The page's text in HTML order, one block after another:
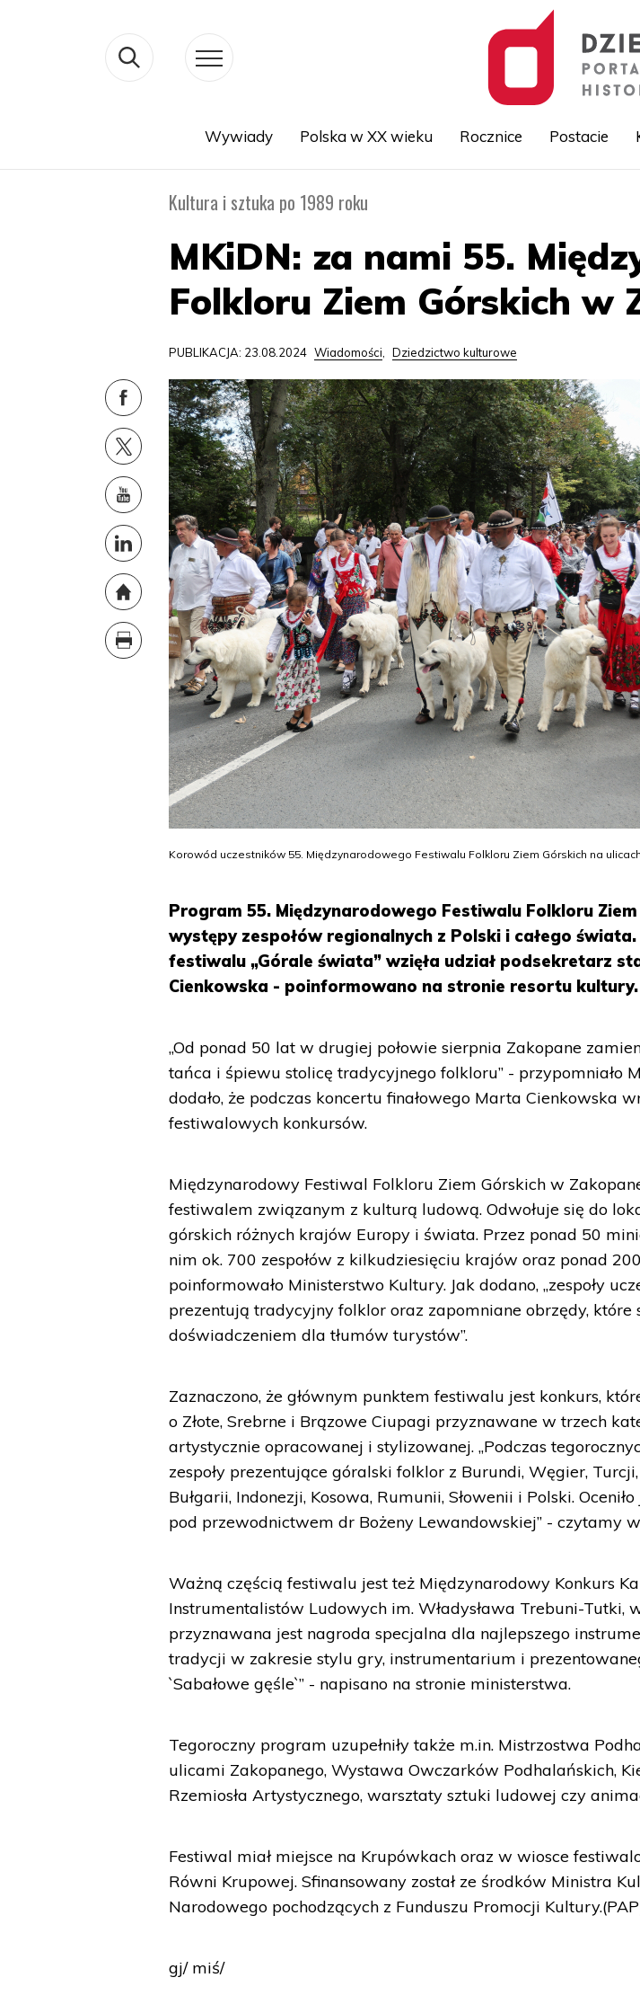
Wywiady Polska w XX wieku Rocznice Postacie
Kultura i sztuka po 1989 roku
MKiDN: za nami 55.
Folkloru Ziem Górskich w
PUBLIKACJA: 23.08.2024 Wiadomości, Dziedzictwo kulturowe
Korowód uczestników 55. Międzynarodowego Festiwalu Folkloru Ziem Górskich na
Program 55. Międzynarodowego Festiwalu Folkloru Ziem
występy zespołów regionalnych z Polski i całego
festiwalu „Górale świata” wzięła udział podsekretarz
Cienkowska - poinformowano na stronie resortu kultury.
„Od ponad 50 lat w drugiej połowie sierpnia Zakopane
tańca i śpiewu stolicę tradycyjnego folkloru” - przypomniało
dodało, że podczas koncertu finałowego Marta Cienkowska
festiwalowych konkursów.
Międzynarodowy Festiwal Folkloru Ziem Górskich w
festiwalem związanym z kulturą ludową. Odwołuje się do
górskich różnych krajów Europy i świata. Przez ponad 50
nim ok. 700 zespołów z kilkudziesięciu krajów oraz ponad
poinformowało Ministerstwo Kultury. Jak dodano, „zespoły
prezentują tradycyjny folklor oraz zapomniane obrzędy, które
doświadczeniem dla tłumów turystów”.
Zaznaczono, że głównym punktem festiwalu jest konkurs,
o Złote, Srebrne i Brązowe Ciupagi przyznawane w trzech
artystycznie opracowanej i stylizowanej. „Podczas
zespoły prezentujące góralski folklor z Burundi, Węgier,
Bułgarii, Indonezji, Kosowa, Rumunii, Słowenii i Polski.
pod przewodnictwem dr Bożeny Lewandowskiej” - czytamy
Ważną częścią festiwalu jest też Międzynarodowy Konkurs
Instrumentalistów Ludowych im. Władysława Trebuni-Tutki,
przyznawana jest nagroda specjalna dla najlepszego
tradycji w zakresie stylu gry, instrumentarium i
`Sabałowe gęśle`” - napisano na stronie ministerstwa.
Tegoroczny program uzupełniły także m.in. Mistrzostwa
ulicami Zakopanego, Wystawa Owczarków Podhalańskich,
Rzemiosła Artystycznego, warsztaty sztuki ludowej czy
Festiwal miał miejsce na Krupówkach oraz w wiosce
Równi Krupowej. Sfinansowany został ze środków Ministra
Narodowego pochodzących z Funduszu Promocji
gj/ miś/